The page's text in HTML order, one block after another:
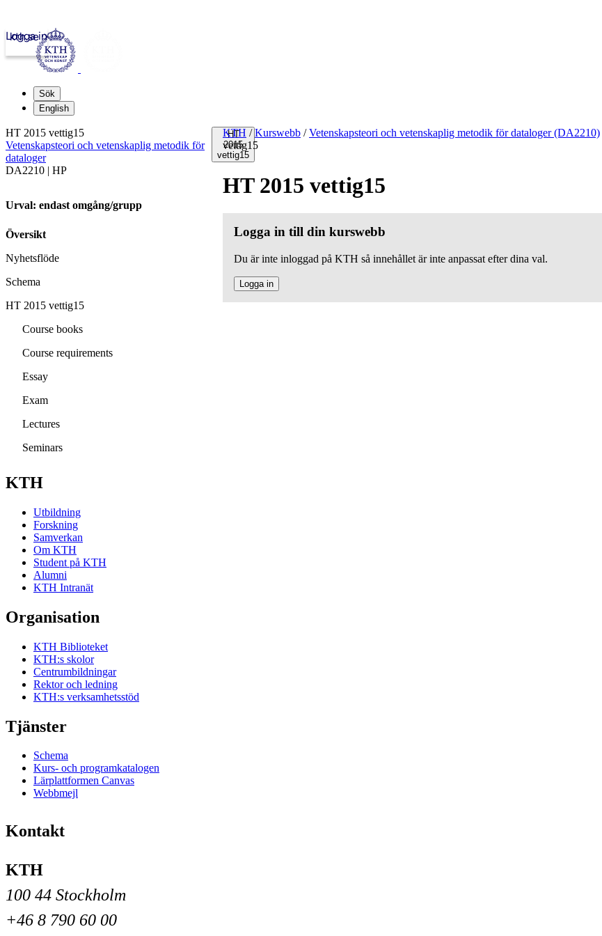
kth.se
Logga in
Sök
English
HT
2015
vettig15
KTH / Kurswebb / Vetenskapsteori och vetenskaplig metodik för dataloger (DA2210)
vettig15
HT 2015 vettig15
Logga in till din kurswebb
Du är inte inloggad på KTH så innehållet är inte anpassat efter dina val.
Logga in
HT 2015 vettig15
Vetenskapsteori och vetenskaplig metodik för
dataloger
DA2210 | HP
Urval: endast omgång/grupp
Översikt
Nyhetsflöde
Schema
HT 2015 vettig15
Course books
Course requirements
Essay
Exam
Lectures
Seminars
KTH
Utbildning
Forskning
Samverkan
Om KTH
Student på KTH
Alumni
KTH Intranät
Organisation
KTH Biblioteket
KTH:s skolor
Centrumbildningar
Rektor och ledning
KTH:s verksamhetsstöd
Tjänster
Schema
Kurs- och programkatalogen
Lärplattformen Canvas
Webbmejl
Kontakt
KTH
100 44 Stockholm
+46 8 790 60 00